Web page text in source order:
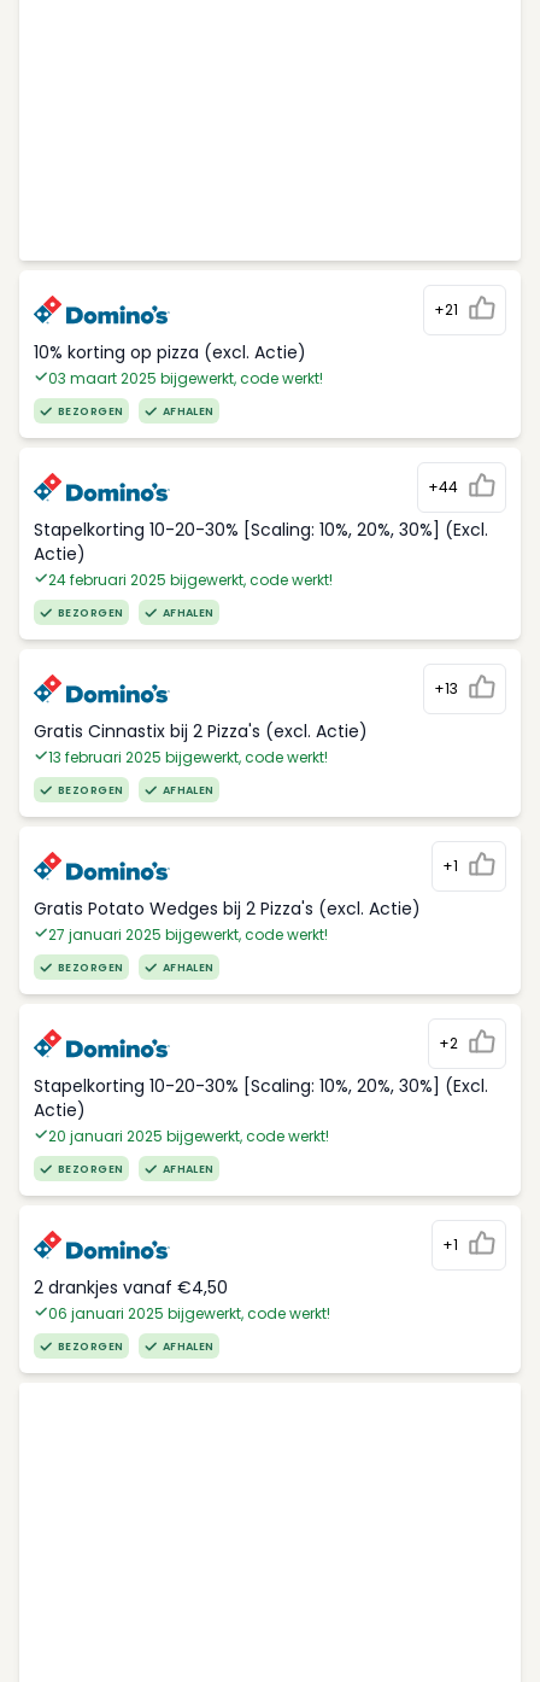
+21
10% korting op pizza (excl. Actie)
03 maart 2025 bijgewerkt, code werkt!
BEZORGEN AFHALEN
+44
Stapelkorting 10-20-30% [Scaling: 10%, 20%, 30%] (Excl.
Actie)
24 februari 2025 bijgewerkt, code werkt!
BEZORGEN AFHALEN
+13
Gratis Cinnastix bij 2 Pizza's (excl. Actie)
13 februari 2025 bijgewerkt, code werkt!
BEZORGEN AFHALEN
+1
Gratis Potato Wedges bij 2 Pizza's (excl. Actie)
27 januari 2025 bijgewerkt, code werkt!
BEZORGEN AFHALEN
+2
Stapelkorting 10-20-30% [Scaling: 10%, 20%, 30%] (Excl.
Actie)
20 januari 2025 bijgewerkt, code werkt!
BEZORGEN AFHALEN
+1
2 drankjes vanaf €4,50
06 januari 2025 bijgewerkt, code werkt!
BEZORGEN AFHALEN